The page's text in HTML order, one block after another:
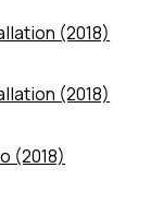
(2018)
(2018)
(2018)